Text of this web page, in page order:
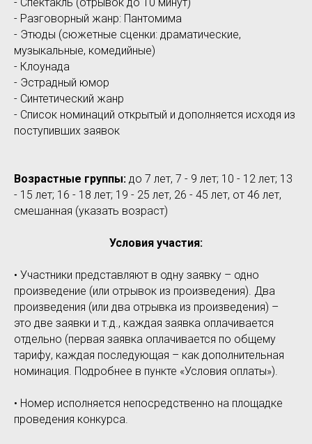
- Разговорный жанр: Пантомима
- Этюды (сюжетные сценки: драматические,
музыкальные, комедийные)
- Клоунада
- Эстрадный юмор
- Синтетический жанр
- Список номинаций открытый и дополняется исходя из
поступивших заявок
Возрастные группы: до 7 лет, 7 - 9 лет; 10 - 12 лет; 13
- 15 лет; 16 - 18 лет; 19 - 25 лет, 26 - 45 лет, от 46 лет,
смешанная (указать возраст)
Условия участия:
• Участники представляют в одну заявку – одно
произведение (или отрывок из произведения). Два
произведения (или два отрывка из произведения) –
это две заявки и т.д., каждая заявка оплачивается
отдельно (первая заявка оплачивается по общему
тарифу, каждая последующая – как дополнительная
номинация. Подробнее в пункте «Условия оплаты»).
• Номер исполняется непосредственно на площадке
проведения конкурса.